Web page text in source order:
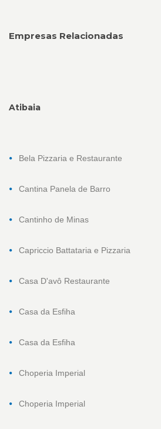
Empresas Relacionadas
Atibaia
Bela Pizzaria e Restaurante
Cantina Panela de Barro
Cantinho de Minas
Capriccio Battataria e Pizzaria
Casa D'avô Restaurante
Casa da Esfiha
Casa da Esfiha
Choperia Imperial
Choperia Imperial